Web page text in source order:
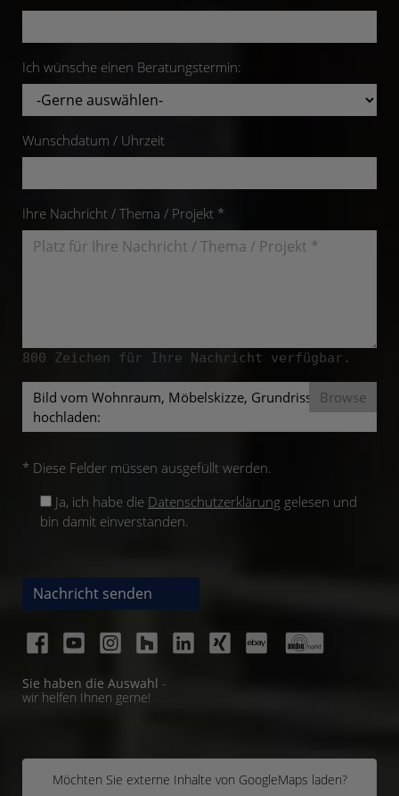
Ich wünsche einen Beratungstermin:
Wunschdatum / Uhrzeit
Ihre Nachricht / Thema / Projekt *
800 Zeichen für Ihre Nachricht verfügbar.
Bild vom Wohnraum, Möbelskizze, Grundriss mit
hochladen:
* Diese Felder müssen ausgefüllt werden.
Ja, ich habe die Datenschutzerklärung gelesen und
bin damit einverstanden.
Nachricht senden
Sie haben die Auswahl -
wir helfen Ihnen gerne!
Möchten Sie externe Inhalte von GoogleMaps laden?